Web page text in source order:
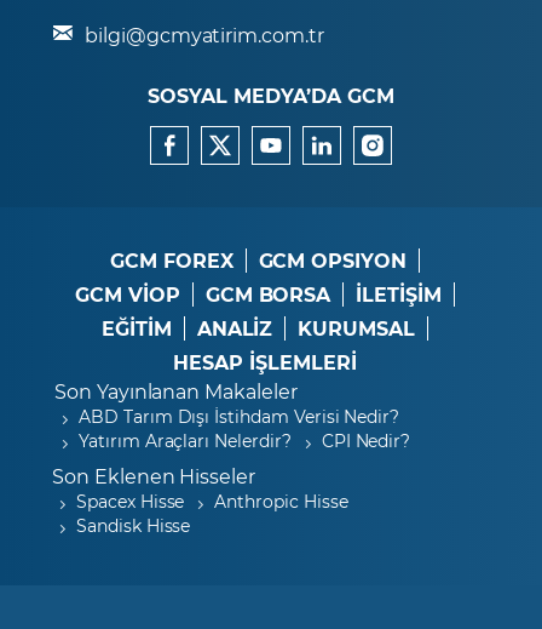
bilgi@gcmyatirim.com.tr
SOSYAL MEDYA’DA GCM
GCM FOREX
GCM OPSIYON
GCM VİOP
GCM BORSA
İLETİŞİM
EĞİTİM
ANALİZ
KURUMSAL
HESAP İŞLEMLERİ
Son Yayınlanan Makaleler
ABD Tarım Dışı İstihdam Verisi Nedir?
Yatırım Araçları Nelerdir?
CPI Nedir?
Son Eklenen Hisseler
Spacex Hisse
Anthropic Hisse
Sandisk Hisse